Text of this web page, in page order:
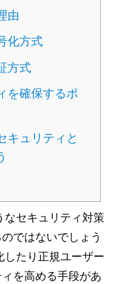
由
化方式
方式
を確保するポ
キュリティと
なセキュリティ対策
ではないでしょう
たり正規ユーザー
を高める手段があ